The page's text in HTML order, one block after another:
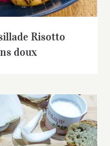
Risotto
doux